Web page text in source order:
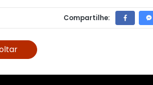
Compartilhe: